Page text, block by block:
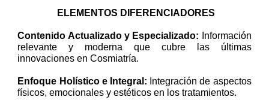
ELEMENTOS DIFERENCIADORES
Contenido Actualizado y Especializado: Información
relevante y moderna que cubre las últimas
innovaciones en Cosmiatría.
Enfoque Holístico e Integral: Integración de aspectos
físicos, emocionales y estéticos en los tratamientos.